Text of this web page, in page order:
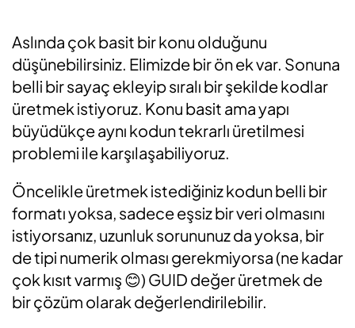
Aslında çok basit bir konu olduğunu
düşünebilirsiniz. Elimizde bir ön ek var. Sonuna
belli bir sayaç ekleyip sıralı bir şekilde kodlar
üretmek istiyoruz. Konu basit ama yapı
büyüdükçe aynı kodun tekrarlı üretilmesi
problemi ile karşılaşabiliyoruz.
Öncelikle üretmek istediğiniz kodun belli bir
formatı yoksa, sadece eşsiz bir veri olmasını
istiyorsanız, uzunluk sorununuz da yoksa, bir
de tipi numerik olması gerekmiyorsa (ne kadar
çok kısıt varmış 😊) GUID değer üretmek de
bir çözüm olarak değerlendirilebilir.